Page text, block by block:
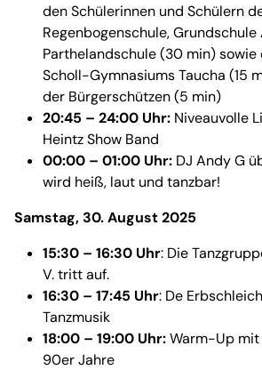
den Schülerinnen und Schülern
Regenbogenschule, Grundschule
Parthelandschule (30 min)
Scholl-Gymnasiums Taucha (15
der Bürgerschützen (5 min)
20:45 – 24:00 Uhr: Niveauvolle
Heintz Show Band
00:00 – 01:00 Uhr: DJ Andy G
wird heiß, laut und tanzbar!
Samstag, 30. August 2025
15:30 – 16:30 Uhr: Die
V. tritt auf.
16:30 – 17:45 Uhr: De
Tanzmusik
18:00 – 19:00 Uhr:Warm-Up
90er Jahre